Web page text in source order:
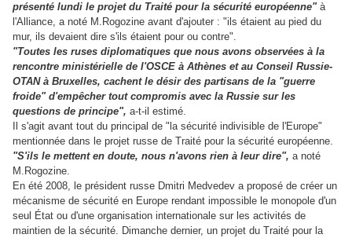
présenté lundi le projet du Traité pour la sécurité européenne"à
l'Alliance, a noté M.Rogozine avant d'ajouter : "ils étaient au pied du
mur, ils devaient dire s'ils étaient pour ou contre".
"Toutes les ruses diplomatiques que nous avons observées à la
rencontre ministérielle de l'OSCE à Athènes et au Conseil Russie-
OTAN à Bruxelles, cachent le désir des partisans de la "guerre
froide" d'empêcher tout compromis avec la Russie sur les
questions de principe", a-t-il estimé.
Il s'agit avant tout du principal de "la sécurité indivisible de l'Europe"
mentionnée dans le projet russe de Traité pour la sécurité européenne.
"S'ils le mettent en doute, nous n'avons rien à leur dire", a noté
M.Rogozine.
En été 2008, le président russe Dmitri Medvedev a proposé de créer un
mécanisme de sécurité en Europe rendant impossible le monopole d'un
seul État ou d'une organisation internationale sur les activités de
maintien de la sécurité. Dimanche dernier, un projet du Traité pour la